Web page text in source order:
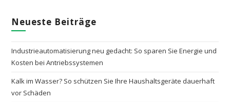
Neueste Beiträge
Industrieautomatisierung neu gedacht: So sparen Sie Energie und
Kosten bei Antriebssystemen
Kalk im Wasser? So schützen Sie Ihre Haushaltsgeräte dauerhaft
vor Schäden